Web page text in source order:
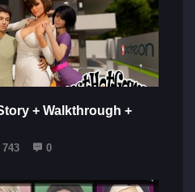
+ Walkthrough +
743 0